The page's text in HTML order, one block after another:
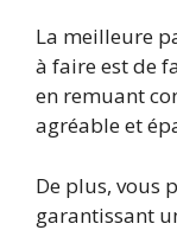
La meilleure
à faire est de
en remuant
agréable et
De plus, vous
garantissant